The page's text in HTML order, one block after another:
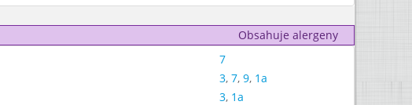
Obsahuje alergeny
7
3, 7, 9, 1a
3, 1a